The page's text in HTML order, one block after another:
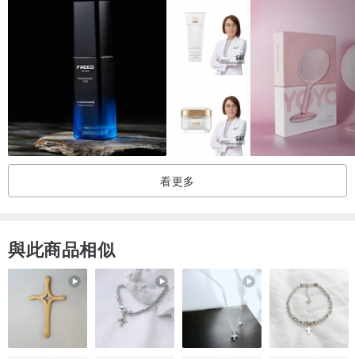
春天早晨的空氣濕涼中帶著草香，經過冬末春初的季節接替，春生、
夏長、秋收、冬藏，春天代表著「回復」很適合調理肌膚，做好一切
的準備；春陽的照射，使得身體肌膚活躍的起來。春天的氣味令人心
曠神怡，氣馨香。
【艋舺肥皂 品牌故事】
淡水河畔 台北艋舺
艋舺肥皂創始人
一九六六年創立商鋪
手工肥皂 純淨 自然 原味
家族的品牌 我們堅持傳統、良心
看更多
與此商品相似